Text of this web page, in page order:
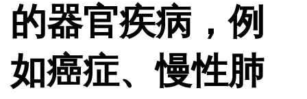
的器官疾病，例
如癌症、慢性肺